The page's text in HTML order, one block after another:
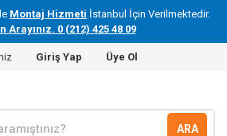
Montaj Hizmeti İstanbul İçin Verilmektedir.
Arayınız. 0 (212) 425 48 09
Giriş Yap Üye Ol
ARA